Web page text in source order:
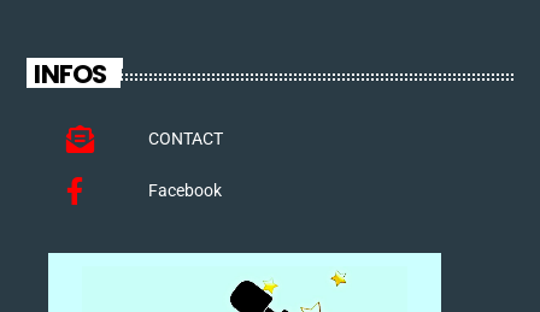
INFOS
CONTACT
Facebook